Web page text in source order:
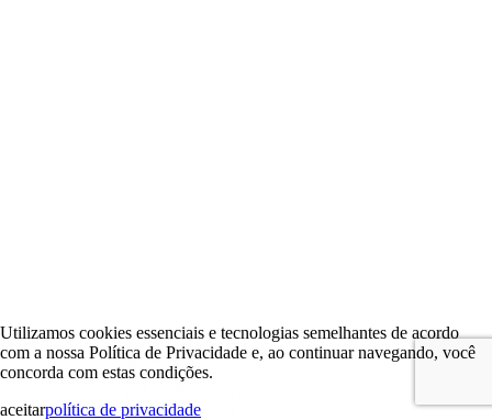
Utilizamos cookies essenciais e tecnologias semelhantes de acordo
com a nossa Política de Privacidade e, ao continuar navegando, você
concorda com estas condições.
aceitarpolítica de privacidade